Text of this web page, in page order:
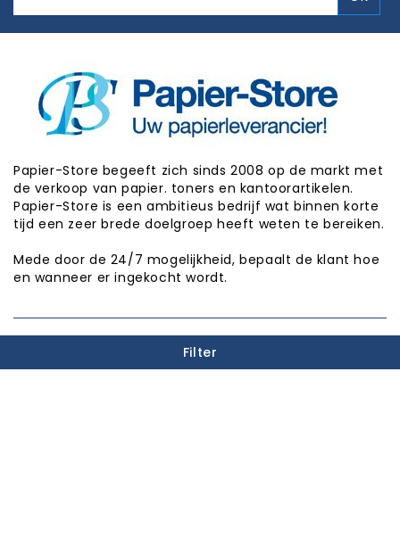
Papier-Store begeeft zich sinds 2008 op de markt met
de verkoop van papier. toners en kantoorartikelen.
Papier-Store is een ambitieus bedrijf wat binnen korte
tijd een zeer brede doelgroep heeft weten te bereiken.
Mede door de 24/7 mogelijkheid, bepaalt de klant hoe
en wanneer er ingekocht wordt.
Filter